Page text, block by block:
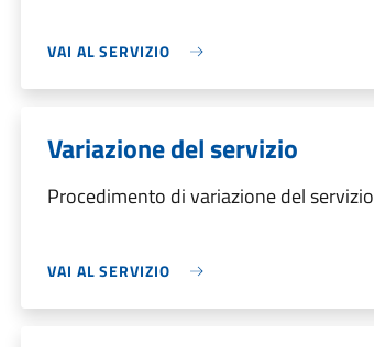
VAI AL SERVIZIO
Variazione del servizio
Procedimento di variazione del servizio
VAI AL SERVIZIO